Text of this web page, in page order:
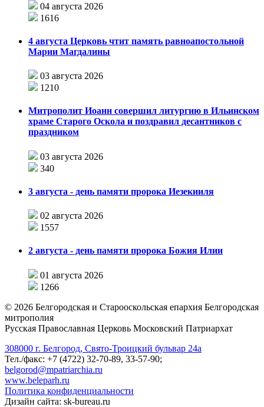
04 августа 2026
1616
4 августа Церковь чтит память равноапостольной
Марии Магдалины
03 августа 2026
1210
Митрополит Иоанн совершил литургию в Ильинском
храме Старого Оскола и поздравил десантников с
праздником
03 августа 2026
340
3 августа - день памяти пророка Иезекииля
02 августа 2026
1557
2 августа - день памяти пророка Божия Илии
01 августа 2026
1266
© 2026 Белгородская и Старооскольская епархия Белгородская
митрополия
Русская Православная Церковь Московский Патриархат
308000 г. Белгород, Свято-Троицкий бульвар 24а
Тел./факс: +7 (4722) 32-70-89, 33-57-90;
belgorod@mpatriarchia.ru
www.beleparh.ru
Политика конфиденциальности
Дизайн сайта: sk-bureau.ru